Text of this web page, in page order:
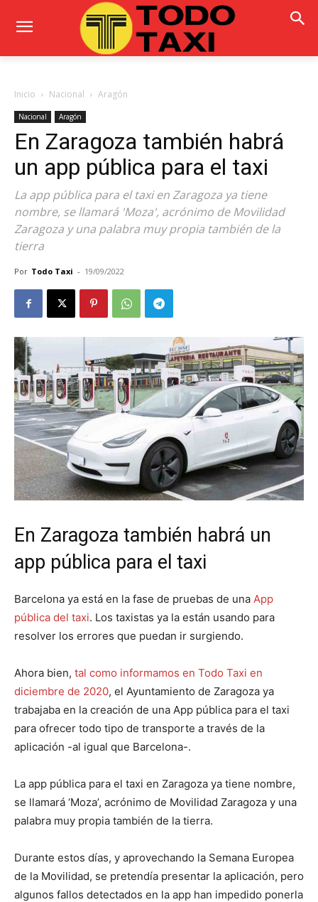
Inicio Nacional Aragón
Nacional Aragón
En Zaragoza también habrá
un app pública para el taxi
La app pública para el taxi en Zaragoza ya tiene
nombre, se llamará 'Moza', acrónimo de Movilidad
Zaragoza y una palabra muy propia también de la
tierra
Por Todo Taxi - 19/09/2022
En Zaragoza también habrá un
app pública para el taxi
Barcelona ya está en la fase de pruebas de una App
pública del taxi. Los taxistas ya la están usando para
resolver los errores que puedan ir surgiendo.
Ahora bien, tal como informamos en Todo Taxi en
diciembre de 2020, el Ayuntamiento de Zaragoza ya
trabajaba en la creación de una App pública para el taxi
para ofrecer todo tipo de transporte a través de la
aplicación -al igual que Barcelona-.
La app pública para el taxi en Zaragoza ya tiene nombre,
se llamará ‘Moza’, acrónimo de Movilidad Zaragoza y una
palabra muy propia también de la tierra.
Durante estos días, y aprovechando la Semana Europea
de la Movilidad, se pretendía presentar la aplicación, pero
algunos fallos detectados en la app han impedido ponerla